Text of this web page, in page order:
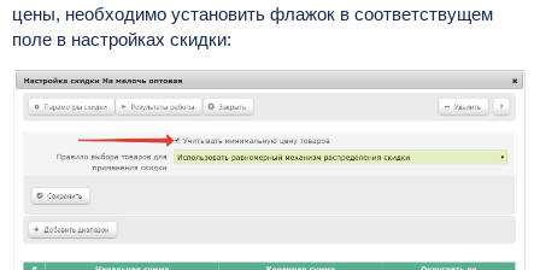
цены, необходимо установить флажок в соответствущем
поле в настройках скидки: